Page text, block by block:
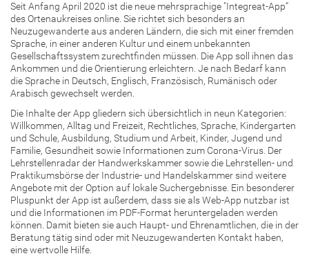
Seit Anfang April 2020 ist die neue mehrsprachige "Integreat-App“
des Ortenaukreises online. Sie richtet sich besonders an
Neuzugewanderte aus anderen Ländern, die sich mit einer fremden
Sprache, in einer anderen Kultur und einem unbekannten
Gesellschaftssystem zurechtfinden müssen. Die App soll ihnen das
Ankommen und die Orientierung erleichtern. Je nach Bedarf kann
die Sprache in Deutsch, Englisch, Französisch, Rumänisch oder
Arabisch gewechselt werden.
Die Inhalte der App gliedern sich übersichtlich in neun Kategorien:
Willkommen, Alltag und Freizeit, Rechtliches, Sprache, Kindergarten
und Schule, Ausbildung, Studium und Arbeit, Kinder, Jugend und
Familie, Gesundheit sowie Informationen zum Corona-Virus. Der
Lehrstellenradar der Handwerkskammer sowie die Lehrstellen- und
Praktikumsbörse der Industrie- und Handelskammer sind weitere
Angebote mit der Option auf lokale Suchergebnisse. Ein besonderer
Pluspunkt der App ist außerdem, dass sie als Web-App nutzbar ist
und die Informationen im PDF-Format heruntergeladen werden
können. Damit bieten sie auch Haupt- und Ehrenamtlichen, die in der
Beratung tätig sind oder mit Neuzugewanderten Kontakt haben,
eine wertvolle Hilfe.